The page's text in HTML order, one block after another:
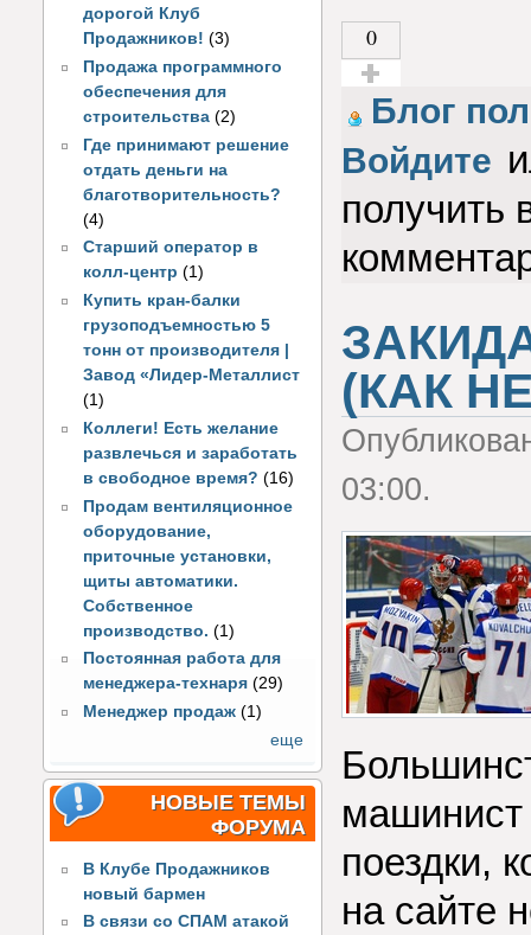
дорогой Клуб
Продажников! (3)
Продажа программного
обеспечения для
строительства (2)
Где принимают решение
отдать деньги на
благотворительность?
(4)
Старший оператор в
колл-центр (1)
Купить кран-балки
грузоподъемностью 5
тонн от производителя |
Завод «Лидер-Металлист
(1)
Коллеги! Есть желание
развлечься и заработать
в свободное время? (16)
Продам вентиляционное
оборудование,
приточные установки,
щиты автоматики.
Собственное
производство. (1)
Постоянная работа для
менеджера-технаря (29)
Менеджер продаж (1)
еще
НОВЫЕ ТЕМЫ
ФОРУМА
В Клубе Продажников
новый бармен
В связи со СПАМ атакой
0
Голос за!
Блог
Войдите
получить
(КАК
03:00.
машинист
поездки,
на сайте